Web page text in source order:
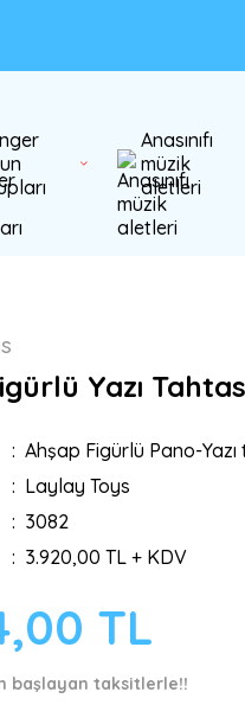
Anasınıfı
müzik
aletleri
Yazı
Ahşap Figürlü Pano-Yazı
Laylay Toys
3082
3.920,00 TL + KDV
TL
başlayan taksitlerle!!